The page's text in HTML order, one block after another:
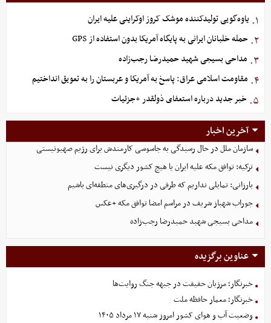
۱. یاوه‌گویی تولیدکننده موشک کروز اوکراینی علیه ایران
۲. حمله خلبانان ایرانی به پایگاه آمریکا بدون استفاده از GPS
۳. مداحی بسیجی شهید حمیدرضا رجب‌زاده
۴. مقاومت اسلامی عراق: پاسخ به آمریکا و عربستان را به تعویق انداختیم
۵. خبر جدید درباره استعفای ذولقدر +جزئیات
آخرین اخبار
سازمان ملل در حال رسیدگی به جاسوسی کارمندش برای رژیم صهیونیستی
ترکیه: توافق مکه علیه ایران یا هیچ کشور دیگری نیست
بارزانی: تمایلی نداریم که طرفی در درگیری‌های منطقه‌ای باشیم
جوراب‌ شهباز شریف در مراسم امضا توافق‌ مکه +عکس
مداحی بسیجی شهید حمیدرضا رجب‌زاده
عناوین برگزیده
خبرنگار؛ مرزبان حقیقت در جبهه جنگ روایت‌ها
خبرنگار؛ معمار حافظه ملت
وضعیت آب و هوای کشور امروز شنبه ۱۷ مرداد ۱۴۰۵